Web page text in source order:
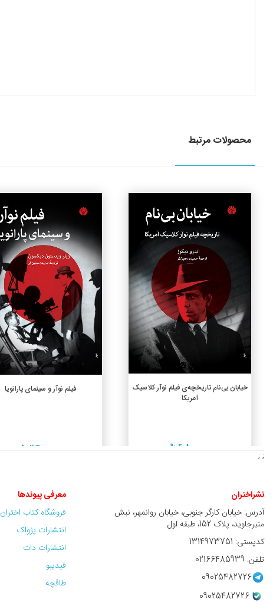
محصولات مرتبط
افزودن به سبد خرید
فیلم نوآر و سینمای پارانویا
2,400,000 ريال
جزئیات
افزودن به سبد خرید
خیابان بی‌نام تاریخچه‌ی فیلم نوآر کلاسیک
آمریکا
4,800,000 ريال
; ;
نشراختران
آدرس: خیابان کارگر جنوبی، خیابان روانمهر، نبش
منیرجاوید، پلاک 152، طبقه اول
کدپستی: 1314973751
تلفن: 02166485939
09025482726
09025482726
معرفی پیوندها
فروشگاه کتاب اختران
انتشارات پژواک
انتشارات دات
فیدیبو
طاقچه